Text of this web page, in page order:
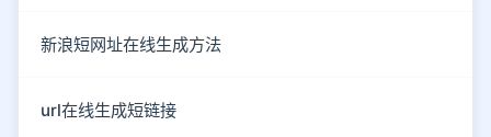
新浪短网址在线生成方法
url在线生成短链接